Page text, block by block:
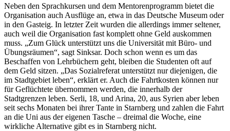
Neben den Sprachkursen und dem Mentorenprogramm bietet die
Organisation auch Ausflüge an, etwa in das Deutsche Museum oder
in den Gasteig. In letzter Zeit wurden die allerdings immer seltener,
auch weil die Organisation fast komplett ohne Geld auskommen
muss. „Zum Glück unterstützt uns die Universität mit Büro- und
Übungsräumen“, sagt Sinksar. Doch schon wenn es um das
Beschaffen von Lehrbüchern geht, bleiben die Studenten oft auf
dem Geld sitzen. „Das Sozialreferat unterstützt nur diejenigen, die
im Stadtgebiet leben“, erklärt er. Auch die Fahrtkosten können nur
für Geflüchtete übernommen werden, die innerhalb der
Stadtgrenzen leben. Serli, 18, und Arina, 20, aus Syrien aber leben
seit sechs Monaten bei ihrer Tante in Starnberg und zahlen die Fahrt
an die Uni aus der eigenen Tasche – dreimal die Woche, eine
wirkliche Alternative gibt es in Starnberg nicht.